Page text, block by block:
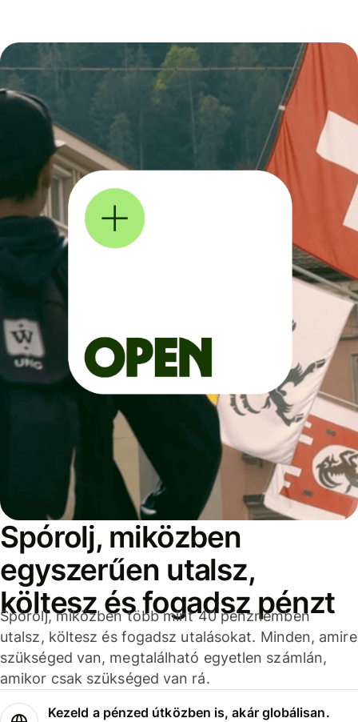
Spórolj, miközben
egyszerűen utalsz,
költesz és fogadsz pénzt
Spórolj, miközben több mint 40 pénznemben
utalsz, költesz és fogadsz utalásokat. Minden, amire
szükséged van, megtalálható egyetlen számlán,
amikor csak szükséged van rá.
Kezeld a pénzed útközben is, akár globálisan.